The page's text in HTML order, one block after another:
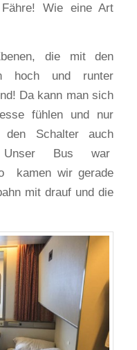
Wie eine Art
die mit den
hoch und runter
Da kann man sich
fühlen und nur
Schalter auch
Bus war
kamen wir gerade
mit drauf und die